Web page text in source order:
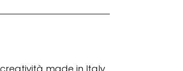
made in Italy